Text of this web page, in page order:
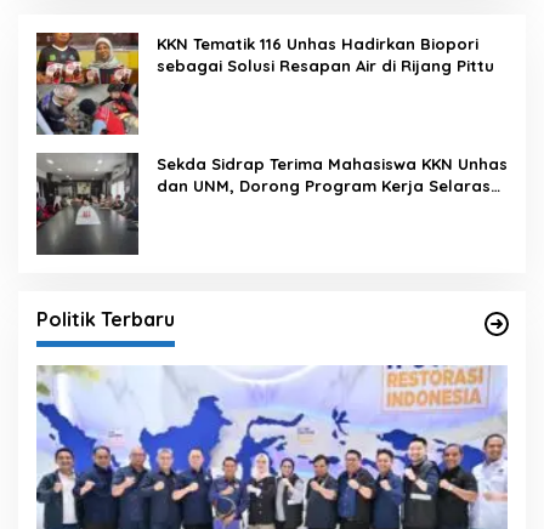
KKN Tematik 116 Unhas Hadirkan Biopori
sebagai Solusi Resapan Air di Rijang Pittu
Sekda Sidrap Terima Mahasiswa KKN Unhas
dan UNM, Dorong Program Kerja Selaras
Politik Terbaru